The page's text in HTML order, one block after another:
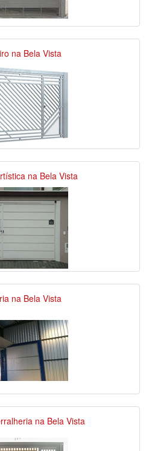
na Bela Vista
na Bela Vista
na Bela Vista
na Bela Vista